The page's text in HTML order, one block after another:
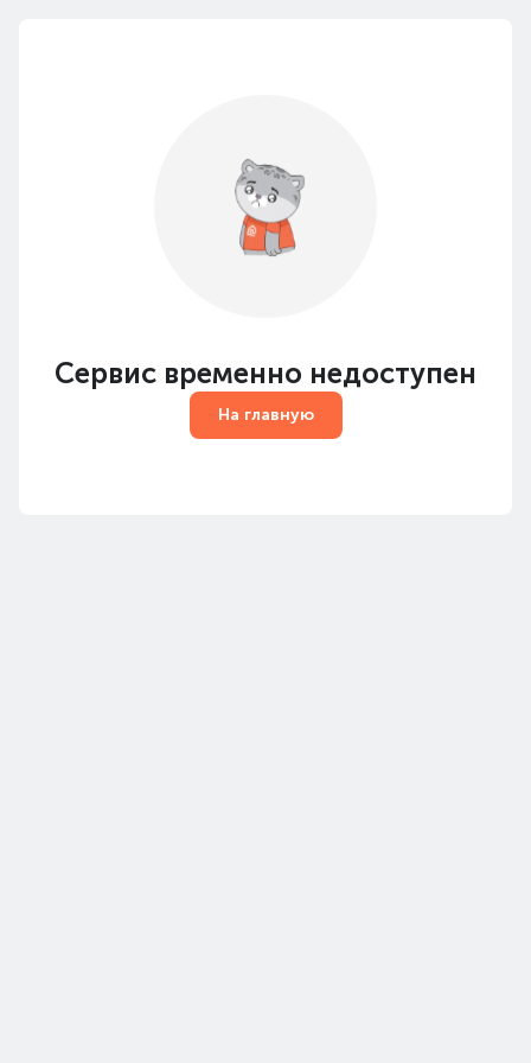
Сервис временно недоступен
На главную